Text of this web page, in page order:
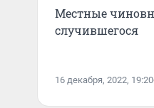
Местные
случившегося
16 декабря, 2022, 19:20